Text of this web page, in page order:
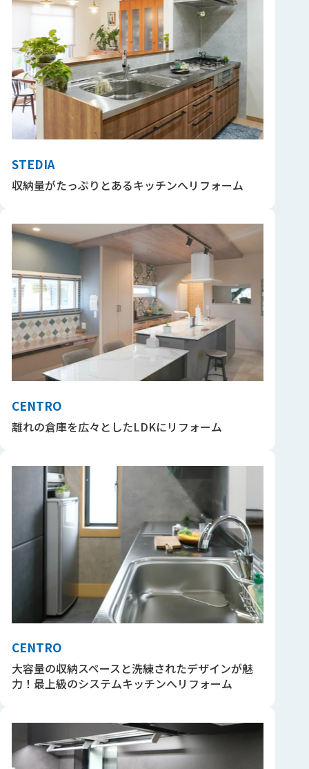
STEDIA
収納量がたっぷりとあるキッチンへリフォーム
CENTRO
離れの倉庫を広々としたLDKにリフォーム
CENTRO
大容量の収納スペースと洗練されたデザインが魅
力！最上級のシステムキッチンへリフォーム